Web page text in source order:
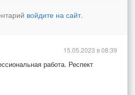
войдите на сайт.
работа. Респект
15.05.2023 в 08:39